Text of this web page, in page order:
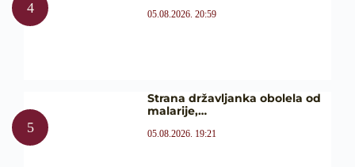
05.08.2026. 20:59
Strana državljanka obolela od
malarije,…
05.08.2026. 19:21